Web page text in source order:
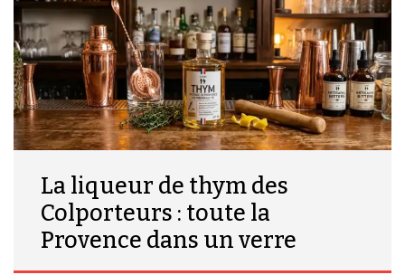
La liqueur de thym des
Colporteurs : toute la
Provence dans un verre